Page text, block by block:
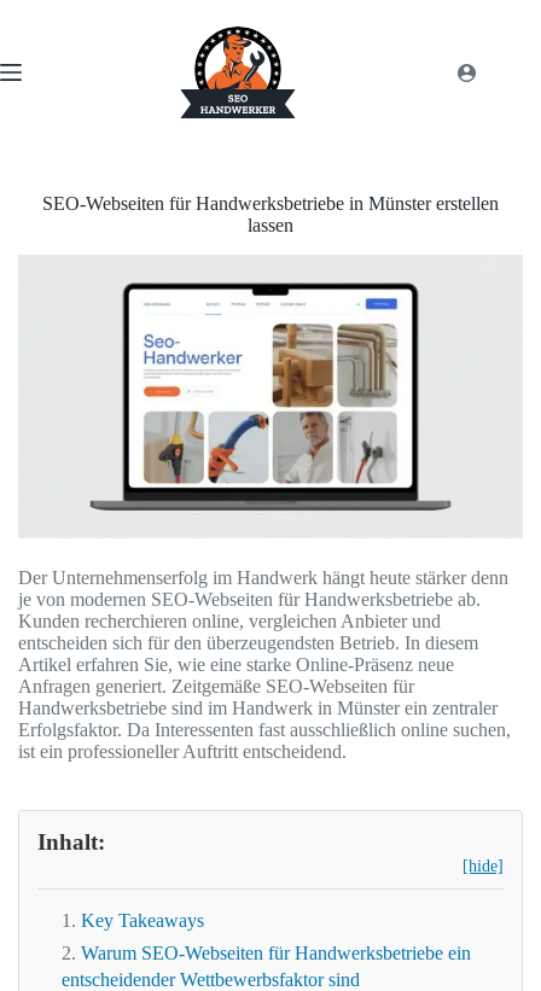
SEO-Webseiten für Handwerksbetriebe in Münster erstellen
lassen
Der Unternehmenserfolg im Handwerk hängt heute stärker denn
je von modernen SEO-Webseiten für Handwerksbetriebe ab.
Kunden recherchieren online, vergleichen Anbieter und
entscheiden sich für den überzeugendsten Betrieb. In diesem
Artikel erfahren Sie, wie eine starke Online-Präsenz neue
Anfragen generiert. Zeitgemäße SEO-Webseiten für
Handwerksbetriebe sind im Handwerk in Münster ein zentraler
Erfolgsfaktor. Da Interessenten fast ausschließlich online suchen,
ist ein professioneller Auftritt entscheidend.
Inhalt:
[hide]
Key Takeaways
Warum SEO-Webseiten für Handwerksbetriebe ein
entscheidender Wettbewerbsfaktor sind